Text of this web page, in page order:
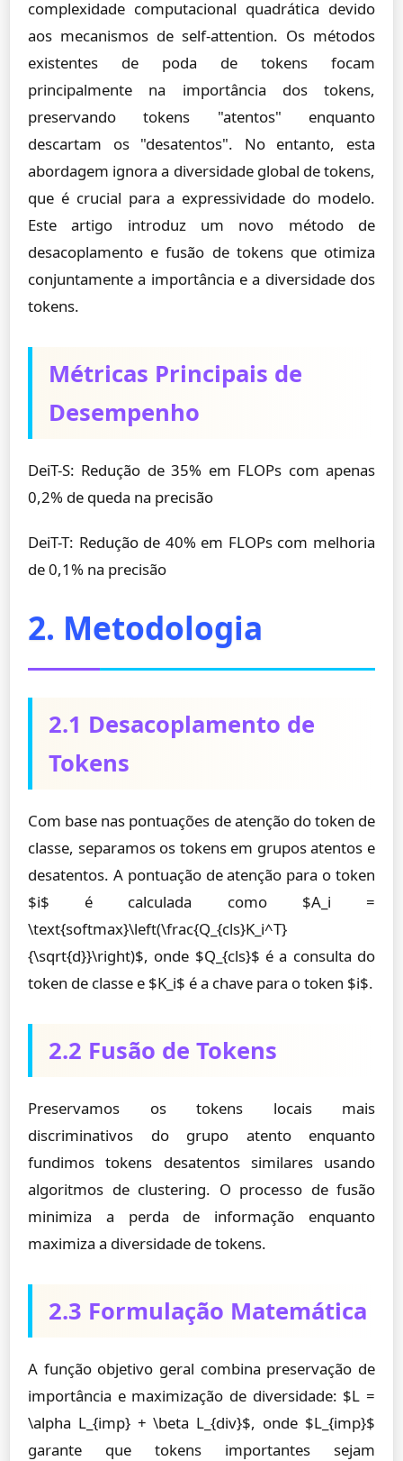
complexidade computacional quadrática devido
aos mecanismos de self-attention. Os métodos
existentes de poda de tokens focam
principalmente na importância dos tokens,
preservando tokens "atentos" enquanto
descartam os "desatentos". No entanto, esta
abordagem ignora a diversidade global de tokens,
que é crucial para a expressividade do modelo.
Este artigo introduz um novo método de
desacoplamento e fusão de tokens que otimiza
conjuntamente a importância e a diversidade dos
tokens.
Métricas Principais de
Desempenho
DeiT-S: Redução de 35% em FLOPs com apenas
0,2% de queda na precisão
DeiT-T: Redução de 40% em FLOPs com melhoria
de 0,1% na precisão
2. Metodologia
2.1 Desacoplamento de
Tokens
Com base nas pontuações de atenção do token de
classe, separamos os tokens em grupos atentos e
desatentos. A pontuação de atenção para o token
$i$ é calculada como $A_i =
\text{softmax}\left(\frac{Q_{cls}K_i^T}
{\sqrt{d}}\right)$, onde $Q_{cls}$ é a consulta do
token de classe e $K_i$ é a chave para o token $i$.
2.2 Fusão de Tokens
Preservamos os tokens locais mais
discriminativos do grupo atento enquanto
fundimos tokens desatentos similares usando
algoritmos de clustering. O processo de fusão
minimiza a perda de informação enquanto
maximiza a diversidade de tokens.
2.3 Formulação Matemática
A função objetivo geral combina preservação de
importância e maximização de diversidade: $L =
\alpha L_{imp} + \beta L_{div}$, onde $L_{imp}$
garante que tokens importantes sejam